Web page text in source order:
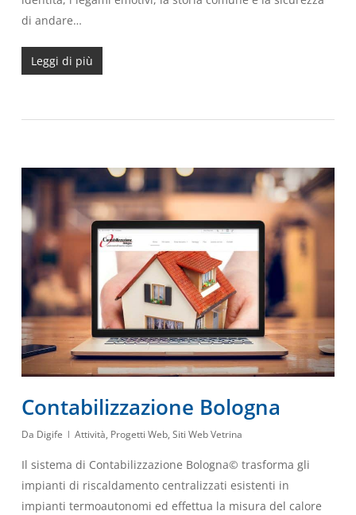
di andare…
Leggi di più
Contabilizzazione Bologna
Da Digife Attività, Progetti Web, Siti Web Vetrina
Il sistema di Contabilizzazione Bologna© trasforma gli
impianti di riscaldamento centralizzati esistenti in
impianti termoautonomi ed effettua la misura del calore